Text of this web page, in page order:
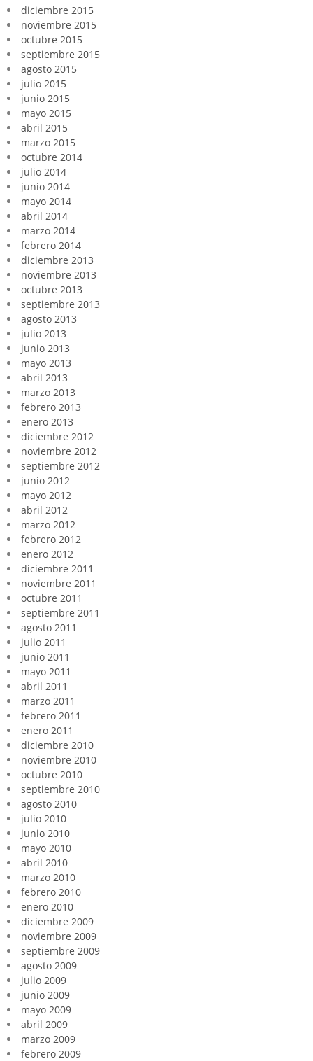
diciembre 2015
noviembre 2015
octubre 2015
septiembre 2015
agosto 2015
julio 2015
junio 2015
mayo 2015
abril 2015
marzo 2015
octubre 2014
julio 2014
junio 2014
mayo 2014
abril 2014
marzo 2014
febrero 2014
diciembre 2013
noviembre 2013
octubre 2013
septiembre 2013
agosto 2013
julio 2013
junio 2013
mayo 2013
abril 2013
marzo 2013
febrero 2013
enero 2013
diciembre 2012
noviembre 2012
septiembre 2012
junio 2012
mayo 2012
abril 2012
marzo 2012
febrero 2012
enero 2012
diciembre 2011
noviembre 2011
octubre 2011
septiembre 2011
agosto 2011
julio 2011
junio 2011
mayo 2011
abril 2011
marzo 2011
febrero 2011
enero 2011
diciembre 2010
noviembre 2010
octubre 2010
septiembre 2010
agosto 2010
julio 2010
junio 2010
mayo 2010
abril 2010
marzo 2010
febrero 2010
enero 2010
diciembre 2009
noviembre 2009
septiembre 2009
agosto 2009
julio 2009
junio 2009
mayo 2009
abril 2009
marzo 2009
febrero 2009